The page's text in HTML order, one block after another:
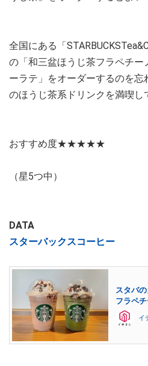
全国にある「
の「和三盆ほうじ茶フラペチー
ーラテ」をオーダーするのを忘
のほうじ茶系ドリンクを満喫し
おすすめ度★★★★★
（星5つ中）
DATA
スターバックスコーヒー
スタバ
フラペ
イ